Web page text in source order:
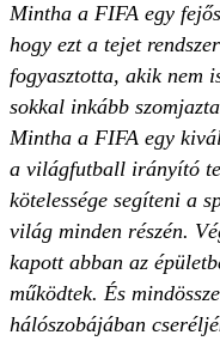
Mintha a FIFA egy
hogy ezt a tejet
fogyasztotta, akik nem
sokkal inkább
Mintha a FIFA egy
a világfutball irányító
kötelessége segíteni a
világ minden részén.
kapott abban az
működtek. És
hálószobájában